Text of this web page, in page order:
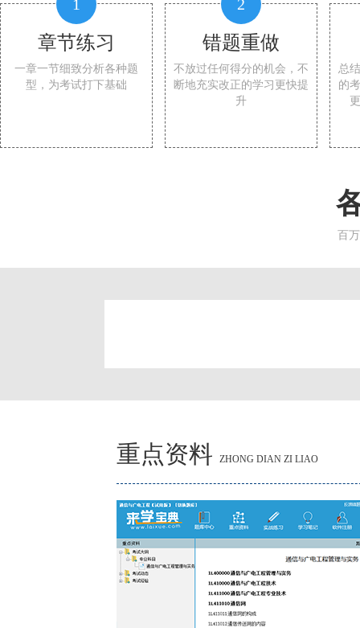
1
章节练习
一章一节细致分析各种题
型，为考试打下基础
2
错题重做
不放过任何得分的机会，不
断地充实改正的学习更快提
升
总
的
百
重点资料 ZHONG DIAN ZI LIAO